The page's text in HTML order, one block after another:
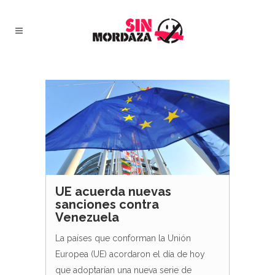
UE acuerda nuevas
sanciones contra
Venezuela
La países que conforman la Unión
Europea (UE) acordaron el día de hoy
que adoptarían una nueva serie de